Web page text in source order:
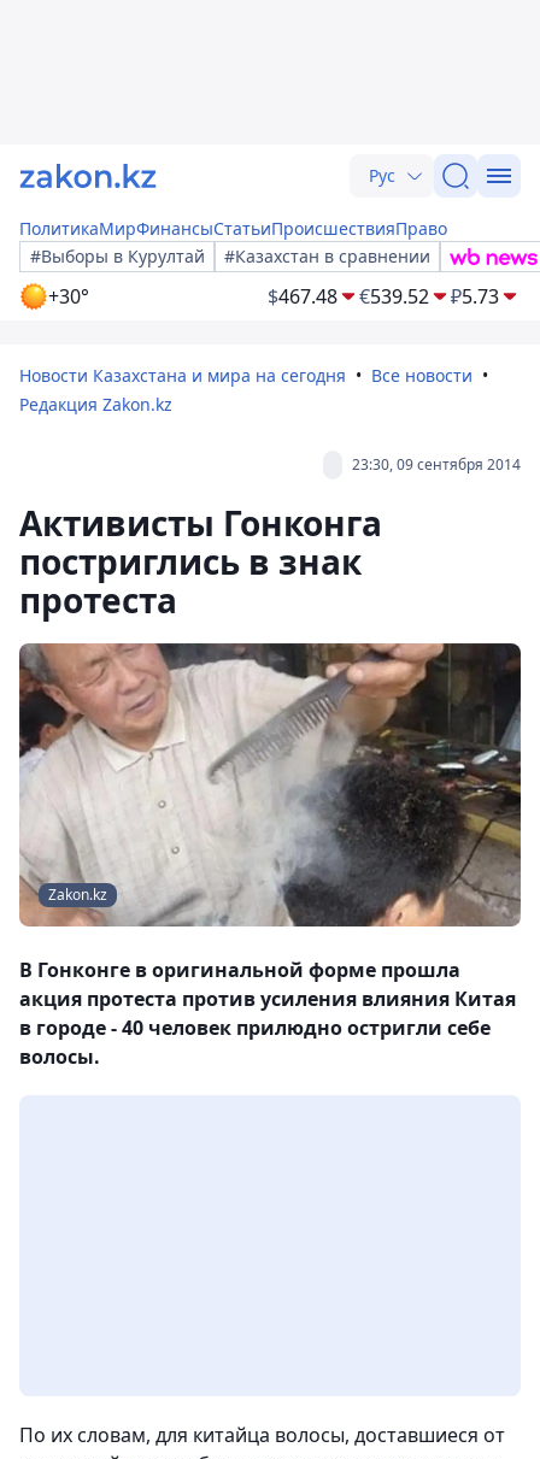
Рус
ПолитикаМирФинансыСтатьиПроисшествияПраво
#Выборы в Курултай
#Казахстан в сравнении
+30° $467.48 €539.52 ₽5.73
Новости Казахстана и мира на сегодня
Все новости
Редакция Zakon.kz
23:30, 09 сентября 2014
Активисты Гонконга
постриглись в знак
протеста
Zakon.kz
В Гонконге в оригинальной форме прошла
акция протеста против усиления влияния Китая
в городе - 40 человек прилюдно остригли себе
волосы.
По их словам, для китайца волосы, доставшиеся от